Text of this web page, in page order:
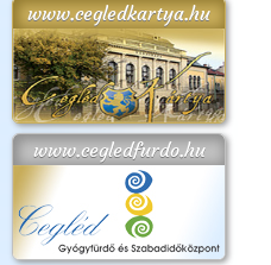
www.cegledkartya.hu
www.cegledfurdo.hu